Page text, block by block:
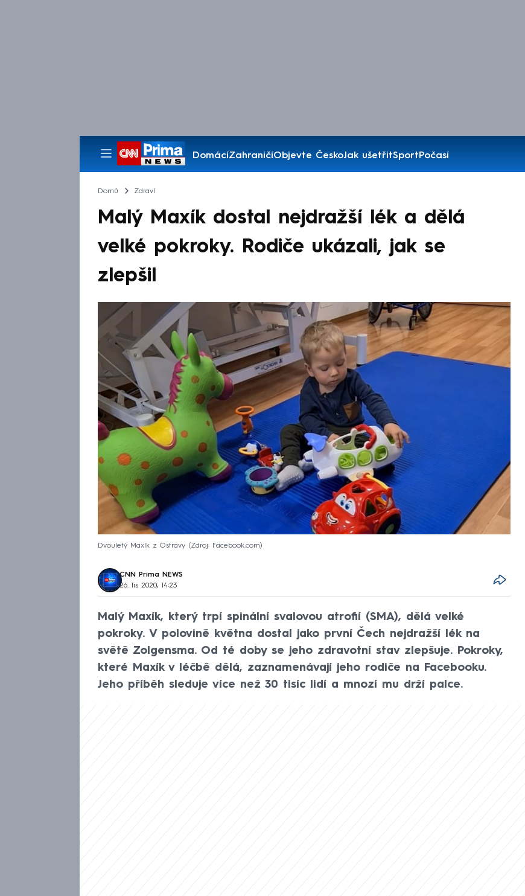
DomácíZahraničíObjevte ČeskoJak ušetřitSportPočasí
Pořady
Domů Zdraví
Malý Maxík dostal nejdražší lék a dělá
velké pokroky. Rodiče ukázali, jak se
zlepšil
Dvouletý Maxík z Ostravy Zdroj: Facebook.com
CNN Prima NEWS
26. lis 2020, 14:23
Malý Maxík, který trpí spinální svalovou atrofií (SMA), dělá velké
pokroky. V polovině května dostal jako první Čech nejdražší lék na
světě Zolgensma. Od té doby se jeho zdravotní stav zlepšuje. Pokroky,
které Maxík v léčbě dělá, zaznamenávají jeho rodiče na Facebooku.
Jeho příběh sleduje více než 30 tisíc lidí a mnozí mu drží palce.